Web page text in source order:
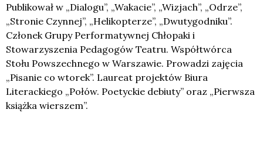
Publikował w „Dialogu”, „Wakacie”, „Wizjach”, „Odrze”,
„Stronie Czynnej”, „Helikopterze”, „Dwutygodniku”.
Członek Grupy Performatywnej Chłopaki i
Stowarzyszenia Pedagogów Teatru. Współtwórca
Stołu Powszechnego w Warszawie. Prowadzi zajęcia
„Pisanie co wtorek”. Laureat projektów Biura
Literackiego „Połów. Poetyckie debiuty” oraz „Pierwsza
książka wierszem”.